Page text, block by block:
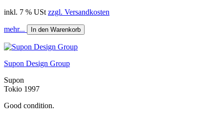
inkl. 7 % USt zzgl. Versandkosten
mehr... In den Warenkorb
Supon Design Group
Supon
Tokio 1997
Good condition.